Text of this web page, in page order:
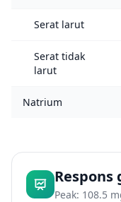
Serat larut
Serat tidak
larut
Natrium
Respons
Peak: 108.5